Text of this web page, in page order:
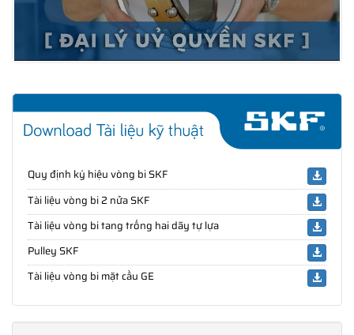
Quy định ký hiệu vòng bi SKF
Tài liệu vòng bi 2 nửa SKF
Tài liệu vòng bi tang trống hai dãy tự lựa
Pulley SKF
Tài liệu vòng bi mặt cầu GE